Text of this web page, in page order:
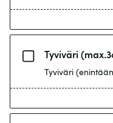
Tyviväri
Tyviväri